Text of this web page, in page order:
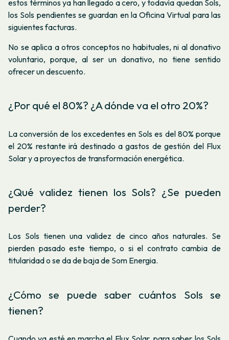
estos términos ya han llegado a cero, y todavía quedan Sols,
los Sols pendientes se guardan en la Oficina Virtual para las
siguientes facturas.
No se aplica a otros conceptos no habituales, ni al donativo
voluntario, porque, al ser un donativo, no tiene sentido
ofrecer un descuento.
¿Por qué el 80%? ¿A dónde va el otro 20%?
La conversión de los excedentes en Sols es del 80% porque
el 20% restante irá destinado a gastos de gestión del Flux
Solar y a proyectos de transformación energética.
¿Qué validez tienen los Sols? ¿Se pueden
perder?
Los Sols tienen una validez de cinco años naturales. Se
pierden pasado este tiempo, o si el contrato cambia de
titularidad o se da de baja de Som Energia.
¿Cómo se puede saber cuántos Sols se
tienen?